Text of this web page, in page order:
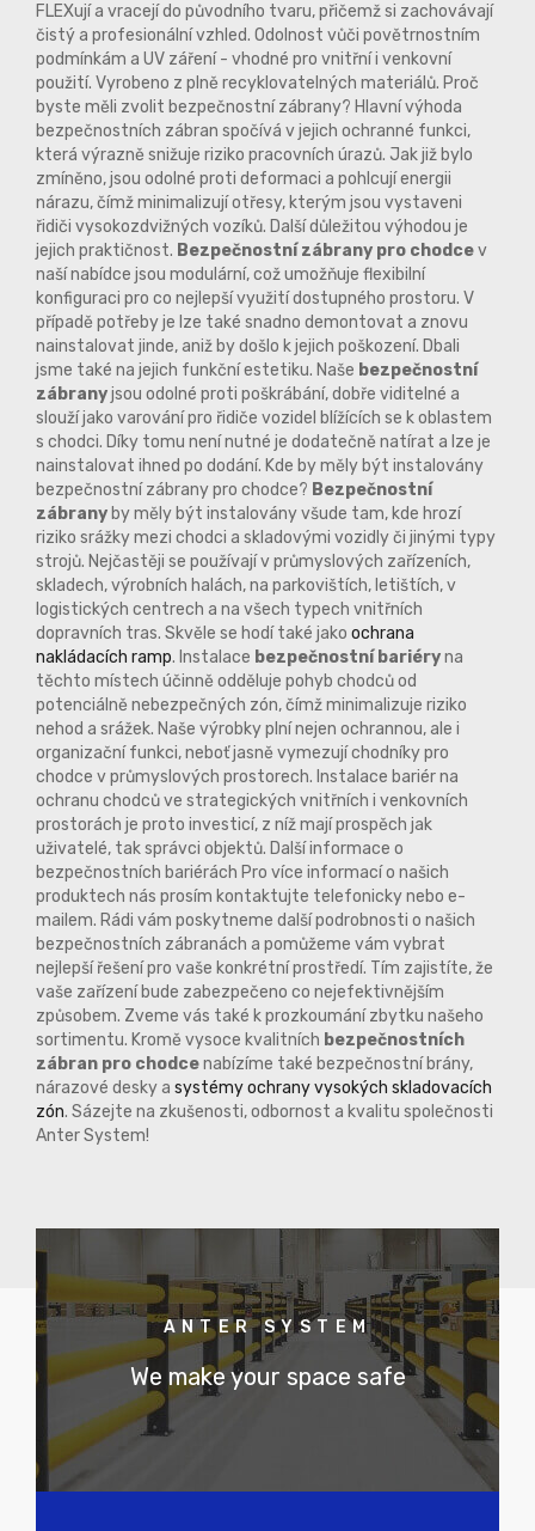
FLEXují a vracejí do původního tvaru, přičemž si zachovávají
čistý a profesionální vzhled. Odolnost vůči povětrnostním
podmínkám a UV záření - vhodné pro vnitřní i venkovní
použití. Vyrobeno z plně recyklovatelných materiálů. Proč
byste měli zvolit bezpečnostní zábrany? Hlavní výhoda
bezpečnostních zábran spočívá v jejich ochranné funkci,
která výrazně snižuje riziko pracovních úrazů. Jak již bylo
zmíněno, jsou odolné proti deformaci a pohlcují energii
nárazu, čímž minimalizují otřesy, kterým jsou vystaveni
řidiči vysokozdvižných vozíků. Další důležitou výhodou je
jejich praktičnost. Bezpečnostní zábrany pro chodcev
naší nabídce jsou modulární, což umožňuje flexibilní
konfiguraci pro co nejlepší využití dostupného prostoru. V
případě potřeby je lze také snadno demontovat a znovu
nainstalovat jinde, aniž by došlo k jejich poškození. Dbali
jsme také na jejich funkční estetiku. Naše bezpečnostní
zábranyjsou odolné proti poškrábání, dobře viditelné a
slouží jako varování pro řidiče vozidel blížících se k oblastem
s chodci. Díky tomu není nutné je dodatečně natírat a lze je
nainstalovat ihned po dodání. Kde by měly být instalovány
bezpečnostní zábrany pro chodce? Bezpečnostní
zábrany by měly být instalovány všude tam, kde hrozí
riziko srážky mezi chodci a skladovými vozidly či jinými typy
strojů. Nejčastěji se používají v průmyslových zařízeních,
skladech, výrobních halách, na parkovištích, letištích, v
logistických centrech a na všech typech vnitřních
dopravních tras. Skvěle se hodí také jako ochrana
nakládacích ramp. Instalace bezpečnostní bariéryna
těchto místech účinně odděluje pohyb chodců od
potenciálně nebezpečných zón, čímž minimalizuje riziko
nehod a srážek. Naše výrobky plní nejen ochrannou, ale i
organizační funkci, neboť jasně vymezují chodníky pro
chodce v průmyslových prostorech. Instalace bariér na
ochranu chodců ve strategických vnitřních i venkovních
prostorách je proto investicí, z níž mají prospěch jak
uživatelé, tak správci objektů. Další informace o
bezpečnostních bariérách Pro více informací o našich
produktech nás prosím kontaktujte telefonicky nebo e-
mailem. Rádi vám poskytneme další podrobnosti o našich
bezpečnostních zábranách a pomůžeme vám vybrat
nejlepší řešení pro vaše konkrétní prostředí. Tím zajistíte, že
vaše zařízení bude zabezpečeno co nejefektivnějším
způsobem. Zveme vás také k prozkoumání zbytku našeho
sortimentu. Kromě vysoce kvalitních bezpečnostních
zábran pro chodcenabízíme také bezpečnostní brány,
nárazové desky a systémy ochrany vysokých skladovacích
zón. Sázejte na zkušenosti, odbornost a kvalitu společnosti
Anter System!
ANTER SYSTEM
We make your space safe